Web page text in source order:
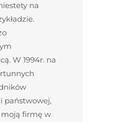
na
W 1994r. na
państwowej,
firmę w